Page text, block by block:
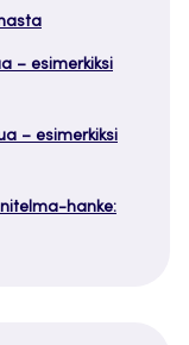
– esimerkiksi
– esimerkiksi
hanke: